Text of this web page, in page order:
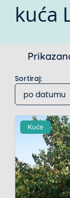
kuća
Sortiraj:
po datumu
Kuće